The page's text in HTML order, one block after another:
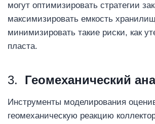
могут оптимизировать стратегии
максимизировать емкость
минимизировать такие риски, как
пласта.
3. Геомеханический
Инструменты моделирования
геомеханическую реакцию